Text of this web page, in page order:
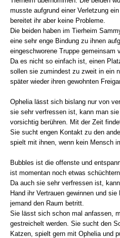
musste aufgrund einer Verletzung
bereitet ihr aber keine Probleme.
Die beiden haben im Tierheim
eine sehr enge Bindung zu ihnen
eingeschworene Truppe gemeinsam
Da es nicht so einfach ist, einen
sollen sie zumindest zu zweit in ein
später wieder ihren gewohnten
Ophelia lässt sich bislang nur von
sie sehr verfressen ist, kann man
vorsichtig berühren. Mit der Zeit
Sie sucht engen Kontakt zu den
spielt mit ihnen, wenn kein Mensch
Bubbles ist die offenste und
ist momentan noch etwas
Da auch sie sehr verfressen ist,
Hand ihr Vertrauen gewinnen und
jemand den Raum betritt.
Sie lässt sich schon mal anfassen,
gestreichelt werden. Sie sucht den
Katzen, spielt gern mit Ophelia und